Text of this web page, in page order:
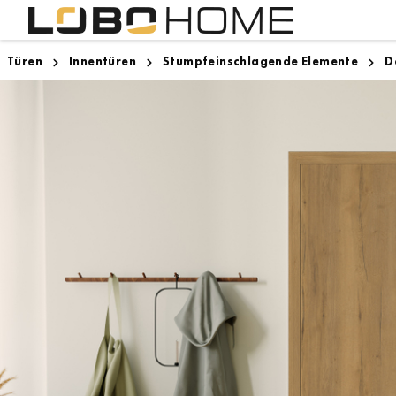
Innentüren Zargen
Designboden
Lighthouse Bremen
Türen Innentüren Stumpfeinschlagende Elemente